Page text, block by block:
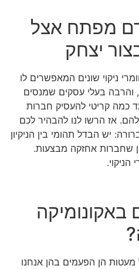
מפתח אצל
יצחק
ניקוי שונים המאפשרים לו
והרבה בעלי עסקים שמנסים
כמה קריטי להעסיק חברות
אז הרשו לנו להבהיר לכם
יש הבדל תהומי בין הניקיון
שחברות אחזקה מבצעות.
הניקוי.
מעטות הן הפעמים בהן אנחנו